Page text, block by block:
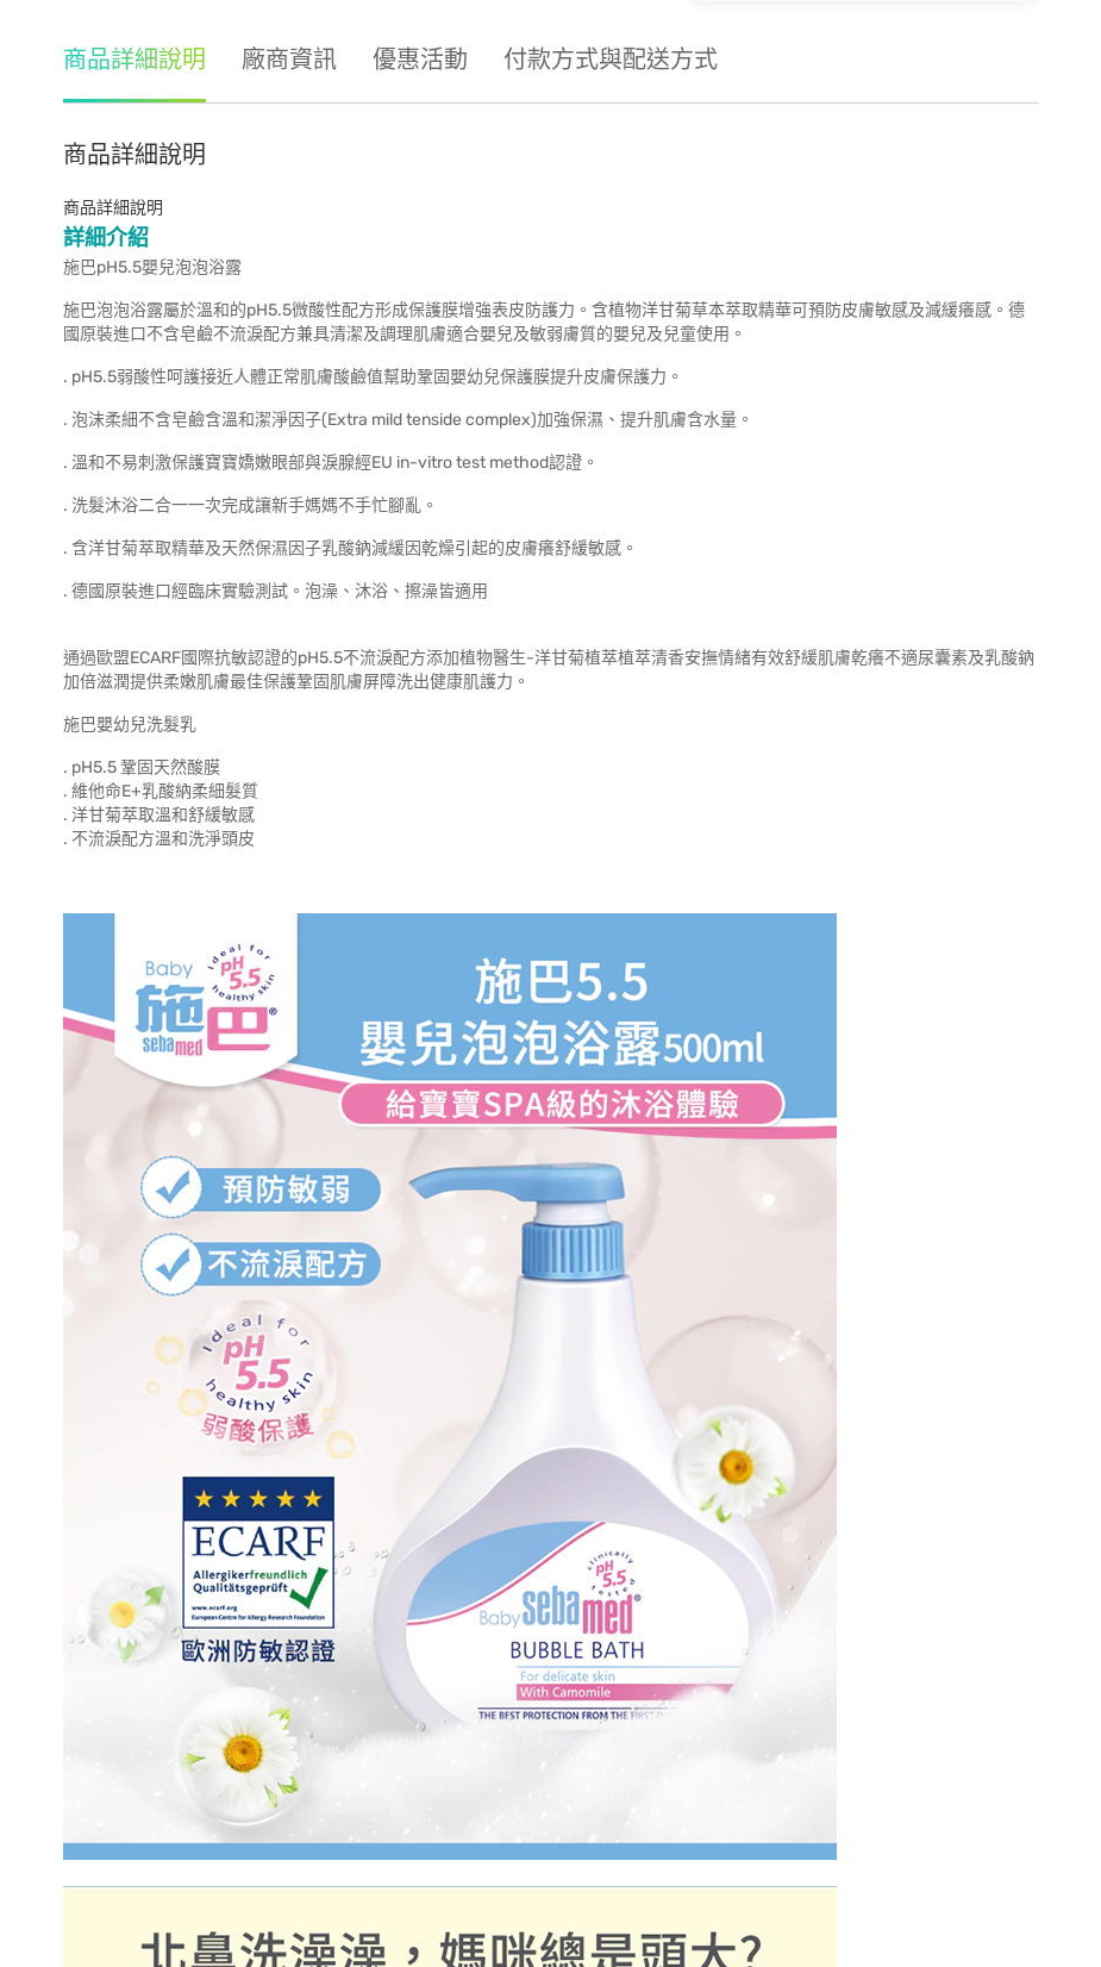
商品詳細說明 廠商資訊 優惠活動 付款方式與配送方式
商品詳細說明
商品詳細說明
詳細介紹
施巴pH5.5嬰兒泡泡浴露
施巴泡泡浴露屬於溫和的pH5.5微酸性配方形成保護膜增強表皮防護力。含植物洋甘菊草本萃取精華可預防皮膚敏感及減緩癢感。德
國原裝進口不含皂鹼不流淚配方兼具清潔及調理肌膚適合嬰兒及敏弱膚質的嬰兒及兒童使用。
. pH5.5弱酸性呵護接近人體正常肌膚酸鹼值幫助鞏固嬰幼兒保護膜提升皮膚保護力。
. 泡沫柔細不含皂鹼含溫和潔淨因子(Extra mild tenside complex)加強保濕、提升肌膚含水量。
. 溫和不易刺激保護寶寶嬌嫩眼部與淚腺經EU in-vitro test method認證。
. 洗髮沐浴二合一一次完成讓新手媽媽不手忙腳亂。
. 含洋甘菊萃取精華及天然保濕因子乳酸鈉減緩因乾燥引起的皮膚癢舒緩敏感。
. 德國原裝進口經臨床實驗測試。泡澡、沐浴、擦澡皆適用
通過歐盟ECARF國際抗敏認證的pH5.5不流淚配方添加植物醫生-洋甘菊植萃植萃清香安撫情緒有效舒緩肌膚乾癢不適尿囊素及乳酸鈉
加倍滋潤提供柔嫩肌膚最佳保護鞏固肌膚屏障洗出健康肌護力。
施巴嬰幼兒洗髮乳
. pH5.5 鞏固天然酸膜
. 維他命E+乳酸納柔細髮質
. 洋甘菊萃取溫和舒緩敏感
. 不流淚配方溫和洗淨頭皮